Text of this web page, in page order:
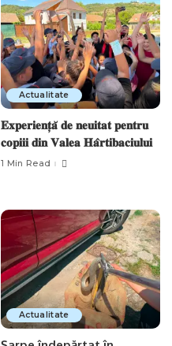
Actualitate
𝐄𝐱𝐩𝐞𝐫𝐢𝐞𝐧𝐭̦𝐚̆ 𝐝𝐞 𝐧𝐞𝐮𝐢𝐭𝐚𝐭 𝐩𝐞𝐧𝐭𝐫𝐮
𝐜𝐨𝐩𝐢𝐢𝐢 𝐝𝐢𝐧 𝐕𝐚𝐥𝐞𝐚 𝐇𝐚̂𝐫𝐭𝐢𝐛𝐚𝐜𝐢𝐮𝐥𝐮𝐢
1 Min Read
Actualitate